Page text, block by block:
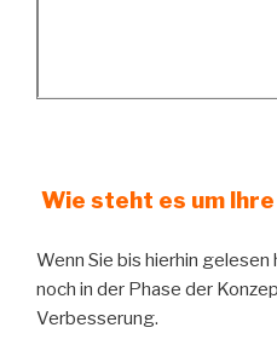
Wie steht es um
Wenn Sie bis hierhin gelesen
noch in der Phase der
Verbesserung.